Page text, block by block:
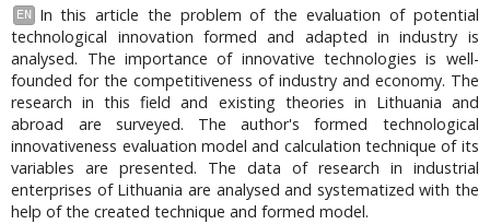
EN
In this article the problem of the evaluation of potential
technological innovation formed and adapted in industry is
analysed. The importance of innovative technologies is well-
founded for the competitiveness of industry and economy. The
research in this field and existing theories in Lithuania and
abroad are surveyed. The author's formed technological
innovativeness evaluation model and calculation technique of its
variables are presented. The data of research in industrial
enterprises of Lithuania are analysed and systematized with the
help of the created technique and formed model.